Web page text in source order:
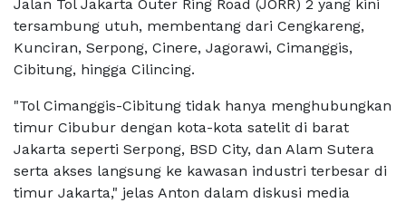
Jalan Tol Jakarta Outer Ring Road (JORR) 2 yang kini
tersambung utuh, membentang dari Cengkareng,
Kunciran, Serpong, Cinere, Jagorawi, Cimanggis,
Cibitung, hingga Cilincing.
"Tol Cimanggis-Cibitung tidak hanya menghubungkan
timur Cibubur dengan kota-kota satelit di barat
Jakarta seperti Serpong, BSD City, dan Alam Sutera
serta akses langsung ke kawasan industri terbesar di
timur Jakarta," jelas Anton dalam diskusi media